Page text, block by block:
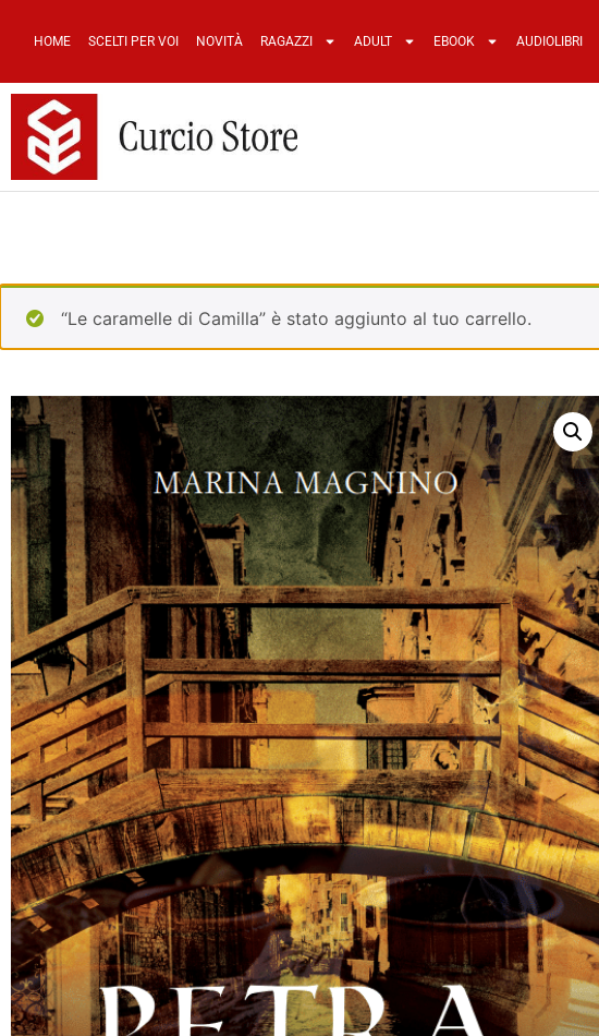
HOME SCELTI PER VOI NOVITÀ RAGAZZI ADULT EBOOK AUDIOLIBRI
“Le caramelle di Camilla” è stato aggiunto al tuo carrello.